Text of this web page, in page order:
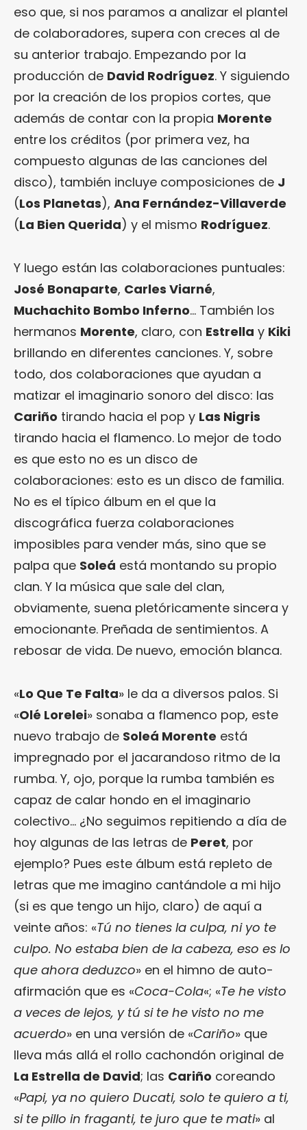
eso que, si nos paramos a analizar el plantel
de colaboradores, supera con creces al de
su anterior trabajo. Empezando por la
producción de David Rodríguez. Y siguiendo
por la creación de los propios cortes, que
además de contar con la propia Morente
entre los créditos (por primera vez, ha
compuesto algunas de las canciones del
disco), también incluye composiciones de J
(Los Planetas), Ana Fernández-Villaverde
(La Bien Querida) y el mismo Rodríguez.
Y luego están las colaboraciones puntuales:
José Bonaparte, Carles Viarné,
Muchachito Bombo Inferno… También los
hermanos Morente, claro, con Estrella y Kiki
brillando en diferentes canciones. Y, sobre
todo, dos colaboraciones que ayudan a
matizar el imaginario sonoro del disco: las
Cariño tirando hacia el pop y Las Nigris
tirando hacia el flamenco. Lo mejor de todo
es que esto no es un disco de
colaboraciones: esto es un disco de familia.
No es el típico álbum en el que la
discográfica fuerza colaboraciones
imposibles para vender más, sino que se
palpa que Soleá está montando su propio
clan. Y la música que sale del clan,
obviamente, suena pletóricamente sincera y
emocionante. Preñada de sentimientos. A
rebosar de vida. De nuevo, emoción blanca.
«Lo Que Te Falta» le da a diversos palos. Si
«Olé Lorelei» sonaba a flamenco pop, este
nuevo trabajo de Soleá Morente está
impregnado por el jacarandoso ritmo de la
rumba. Y, ojo, porque la rumba también es
capaz de calar hondo en el imaginario
colectivo… ¿No seguimos repitiendo a día de
hoy algunas de las letras de Peret, por
ejemplo? Pues este álbum está repleto de
letras que me imagino cantándole a mi hijo
(si es que tengo un hijo, claro) de aquí a
veinte años: «Tú no tienes la culpa, ni yo te
culpo. No estaba bien de la cabeza, eso es lo
que ahora deduzco» en el himno de auto-
afirmación que es «Coca-Cola«; «Te he visto
a veces de lejos, y tú si te he visto no me
acuerdo» en una versión de «Cariño» que
lleva más allá el rollo cachondón original de
La Estrella de David; las Cariño coreando
«Papi, ya no quiero Ducati, solo te quiero a ti,
si te pillo in fraganti, te juro que te mati» al